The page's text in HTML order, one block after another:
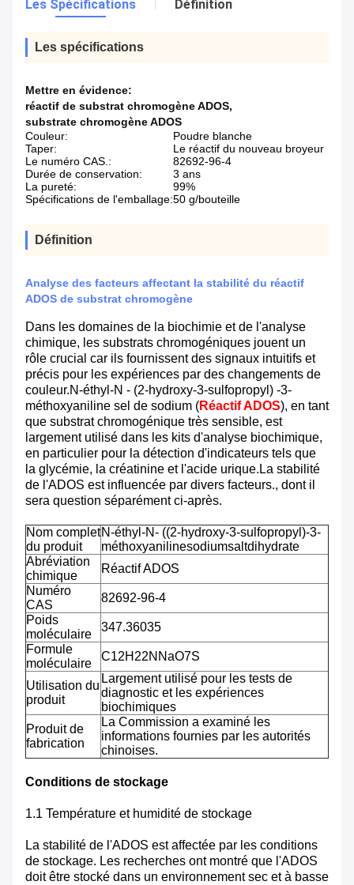
Les Spécifications Définition
Les spécifications
Mettre en évidence:
réactif de substrat chromogène ADOS,
substrate chromogène ADOS
Couleur:
Poudre blanche
Taper:
Le réactif du nouveau broyeur
Le numéro CAS.:
82692-96-4
Durée de conservation:
3 ans
La pureté:
99%
Spécifications de l'emballage:50 g/bouteille
Définition
Analyse des facteurs affectant la stabilité du réactif
ADOS de substrat chromogène
Dans les domaines de la biochimie et de l'analyse
chimique, les substrats chromogéniques jouent un
rôle crucial car ils fournissent des signaux intuitifs et
précis pour les expériences par des changements de
couleur.N-éthyl-N - (2-hydroxy-3-sulfopropyl) -3-
méthoxyaniline sel de sodium (Réactif ADOS), en tant
que substrat chromogénique très sensible, est
largement utilisé dans les kits d'analyse biochimique,
en particulier pour la détection d'indicateurs tels que
la glycémie, la créatinine et l'acide urique.La stabilité
de l'ADOS est influencée par divers facteurs., dont il
sera question séparément ci-après.
Nom complet
du produit
N-éthyl-N- ((2-hydroxy-3-sulfopropyl)-3-
méthoxyanilinesodiumsaltdihydrate
Abréviation
chimique
Réactif ADOS
Numéro
CAS
82692-96-4
Poids
moléculaire
347.36035
Formule
moléculaire
C12H22NNaO7S
Utilisation du
produit
Largement utilisé pour les tests de
diagnostic et les expériences
biochimiques
Produit de
fabrication
La Commission a examiné les
informations fournies par les autorités
chinoises.
Conditions de stockage
1.1 Température et humidité de stockage
La stabilité de l'ADOS est affectée par les conditions
de stockage. Les recherches ont montré que l'ADOS
doit être stocké dans un environnement sec et à basse